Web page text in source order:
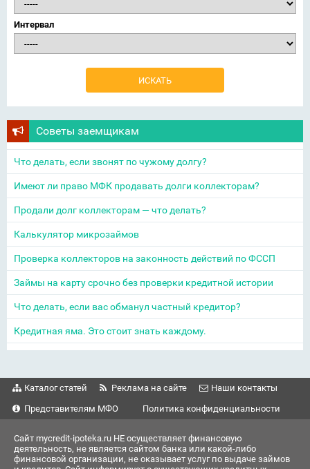
Интервал
Советы заемщикам
Что делать, если звонят по чужому долгу?
Имеют ли право МФК продавать долги коллекторам?
Продали долг коллекторам — что делать?
Калькулятор микрозаймов
Проверка коллекторов на законность действий по ФССП
Займы на карту срочно без проверки кредитной истории
Что делать, если вас обманул частный кредитор?
Кредитная яма. Это стоит знать каждому.
Каталог статей Реклама на сайте
Наши контакты
Представителям МФО
Политика конфиденциальности
Сайт mycredit-ipoteka.ru НЕ осуществляет финансовую
деятельность, не является сайтом банка или какой-либо
финансовой организации, не оказывает услуг по выдаче займов